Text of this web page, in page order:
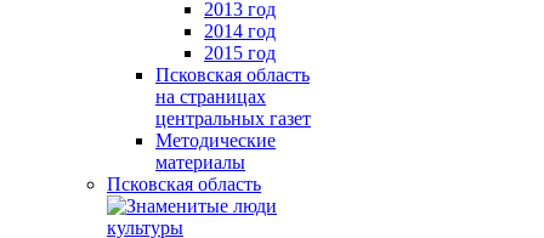
2013 год
2014 год
2015 год
Псковская область
на страницах
центральных газет
Методические
материалы
Псковская область